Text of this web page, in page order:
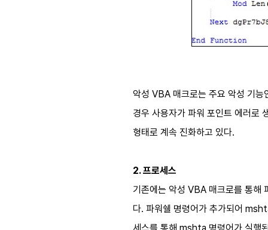
악성 VBA 매크로는 주요 악성 기
경우 사용자가 파워 포인트 에러로
형태로 계속 진화하고 있다.
2. 프로세스
기존에는 악성 VBA 매크로를 통해
다. 파워쉘 명령어가 추가되어